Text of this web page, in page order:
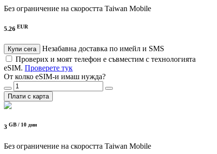
Без ограничение на скоростта Taiwan Mobile
5.26 EUR
Купи сега
Незабавна доставка по имейл и SMS
Проверих и моят телефон е съвместим с технологията
eSIM. Проверете тук
От колко eSIM-и имаш нужда?
Плати с карта
3 GB / 10 дни
Без ограничение на скоростта Taiwan Mobile